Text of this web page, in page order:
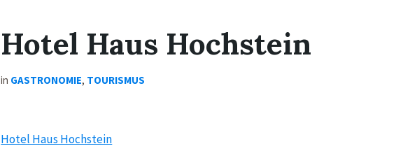
Hotel Haus Hochstein
in GASTRONOMIE, TOURISMUS
Hotel Haus Hochstein